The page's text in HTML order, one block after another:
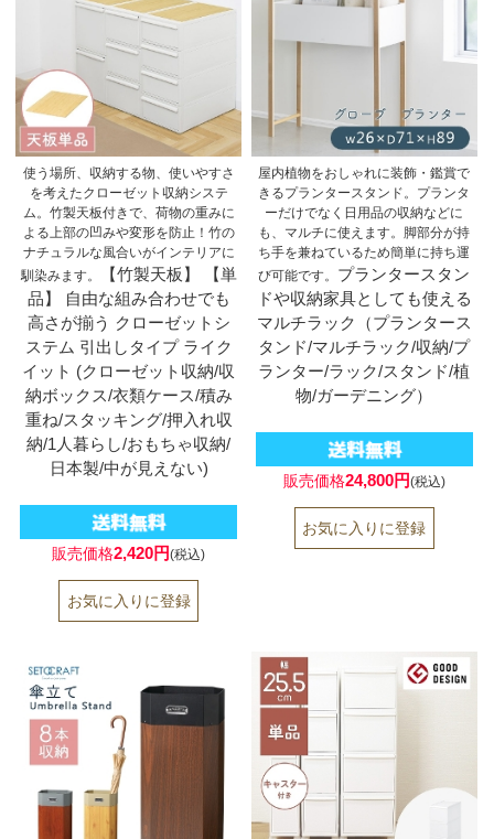
使う場所、収納する物、使いやすさ
を考えたクローゼット収納システ
ム。竹製天板付きで、荷物の重みに
よる上部の凹みや変形を防止！竹の
ナチュラルな風合いがインテリアに
馴染みます。
【竹製天板】 【単
品】 自由な組み合わせでも
高さが揃う クローゼットシ
ステム 引出しタイプ ライク
イット (クローゼット収納/収
納ボックス/衣類ケース/積み
重ね/スタッキング/押入れ収
納/1人暮らし/おもちゃ収納/
日本製/中が見えない)
販売価格2,420円(税込)
屋内植物をおしゃれに装飾・鑑賞で
きるプランタースタンド。プランタ
ーだけでなく日用品の収納などに
も、マルチに使えます。脚部分が持
ち手を兼ねているため簡単に持ち運
び可能です。 プランタースタン
ドや収納家具としても使える
マルチラック（プランタース
タンド/マルチラック/収納/プ
ランター/ラック/スタンド/植
物/ガーデニング）
販売価格24,800円(税込)